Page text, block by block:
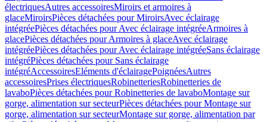
électriquesAutres accessoiresMiroirs et armoires à
glaceMiroirsPièces détachées pour MiroirsAvec éclairage
intégréePièces détachées pour Avec éclairage intégréeArmoires à
glacePièces détachées pour Armoires à glaceAvec éclairage
intégréePièces détachées pour Avec éclairage intégréeSans éclairage
intégréPièces détachées pour Sans éclairage
intégréAccessoiresEléments d'éclairagePoignéesAutres
accessoiresPrises électriquesRobinetteriesRobinetteries de
lavaboPièces détachées pour Robinetteries de lavaboMontage sur
gorge, alimentation sur secteurPièces détachées pour Montage sur
gorge, alimentation sur secteurMontage sur gorge, alimentation par